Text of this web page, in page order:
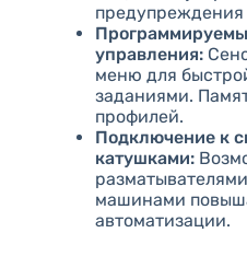
управления:
меню для
заданиями.
профилей.
Подключение к
катушками:
машинами
автоматизации.